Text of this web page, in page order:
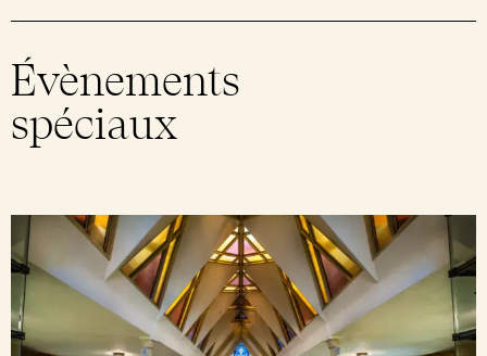
Évènements
spéciaux